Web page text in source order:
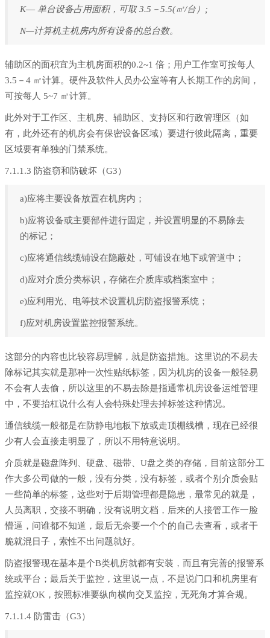
K― 单台设备占用面积，可取 3.5－5.5(㎡/台）;
N—计算机主机房内所有设备的总台数。
辅助区的面积宜为主机房面积的0.2~1 倍；用户工作室可按每人
3.5－4 ㎡计算。硬件及软件人员办公室等有人长期工作的房间，
可按每人 5~7 ㎡计算。
此外对于工作区、主机房、辅助区、支持区和行政管理区（如
有，此外还有的机房会有保密设备区域）要进行彼此隔离，重要
区域要有单独的门禁系统。
7.1.1.3 防盗窃和防破坏（G3）
a)应将主要设备放置在机房内；
b)应将设备或主要部件进行固定，并设置明显的不易除去
的标记；
c)应将通信线缆铺设在隐蔽处，可铺设在地下或管道中；
d)应对介质分类标识，存储在介质库或档案室中；
e)应利用光、电等技术设置机房防盗报警系统；
f)应对机房设置监控报警系统。
这部分的内容也比较容易理解，就是防盗措施。这里说的不易去
除标记其实就是那种一次性贴纸标签，因为机房的设备一般轻易
不会有人去偷，所以这里的不易去除是指通常机房设备运维管理
中，不要抬杠说什么有人会特殊处理去掉标签这种情况。
通信线缆一般都是在防静电地板下放或走顶棚线槽，现在已经很
少有人会直接走明显了，所以不用特意说明。
介质就是磁盘阵列、硬盘、磁带、U盘之类的存储，目前这部分工
作大多公司做的一般，没有分类，没有标签，或者个别介质会贴
一些简单的标签，这些对于后期管理都是隐患，最常见的就是，
人员离职，交接不明确，没有说明文档，后来的人接管工作一脸
懵逼，问谁都不知道，最后无奈要一个个的自己去查看，或者干
脆就混日子，索性不出问题就好。
防盗报警现在基本是个B类机房就都有安装，而且有完善的报警系
统或平台；最后关于监控，这里说一点，不是说门口和机房里有
监控就OK，按照标准要纵向横向交叉监控，无死角才算合规。
7.1.1.4 防雷击（G3）